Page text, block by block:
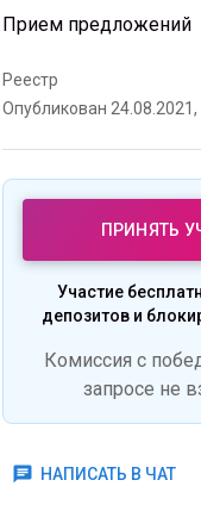
Прием предложений
Реестр
Опубликован 24.08.2021,
ПРИНЯТЬ
Участие
депозитов и
Комиссия с
запросе не
chat НАПИСАТЬ В ЧАТ